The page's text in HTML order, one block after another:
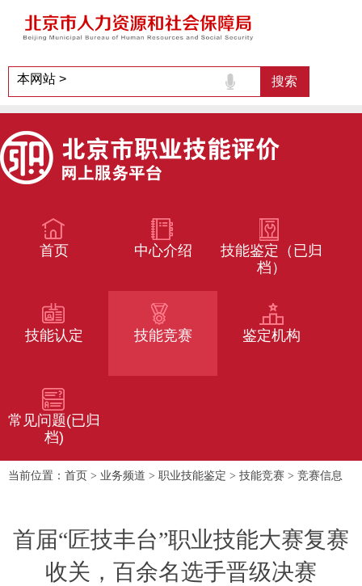
首页 中心介绍
技能鉴定（已归
档）
技能认定 技能竞赛 鉴定机构
常见问题(已归
档)
当前位置： 首页 > 业务频道 > 职业技能鉴定 > 技能竞赛 > 竞赛信息
首届“匠技丰台”职业技能大赛复赛
收关，百余名选手晋级决赛